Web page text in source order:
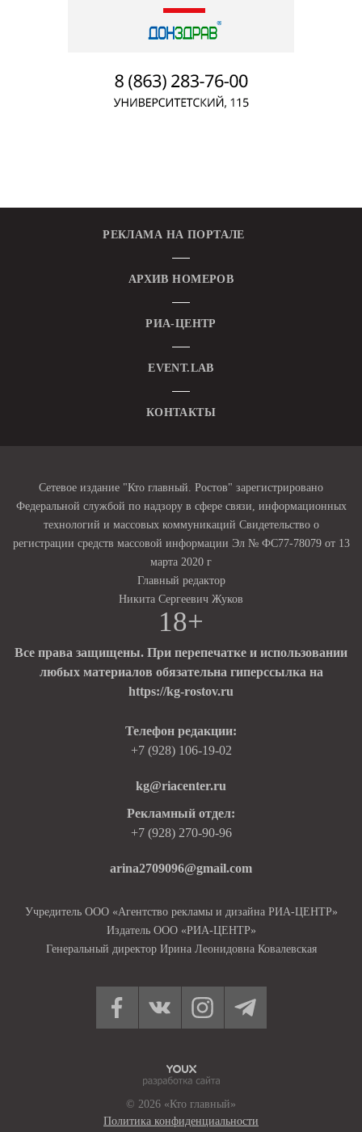
РЕКЛАМА НА ПОРТАЛЕ
АРХИВ НОМЕРОВ
РИА-ЦЕНТР
EVENT.LAB
КОНТАКТЫ
Сетевое издание "Кто главный. Ростов" зарегистрировано
Федеральной службой по надзору в сфере связи, информационных
технологий и массовых коммуникаций Свидетельство о
регистрации средств массовой информации Эл № ФС77-78079 от 13
марта 2020 г
Главный редактор
Никита Сергеевич Жуков
18+
Все права защищены. При перепечатке и использовании
любых материалов обязательна гиперссылка на
https://kg-rostov.ru
Телефон редакции:
+7 (928) 106-19-02
kg@riacenter.ru
Рекламный отдел:
+7 (928) 270-90-96
arina2709096@gmail.com
Учредитель ООО «Агентство рекламы и дизайна РИА-ЦЕНТР»
Издатель ООО «РИА-ЦЕНТР»
Генеральный директор Ирина Леонидовна Ковалевская
© 2026 «Кто главный»
Политика конфиденциальности